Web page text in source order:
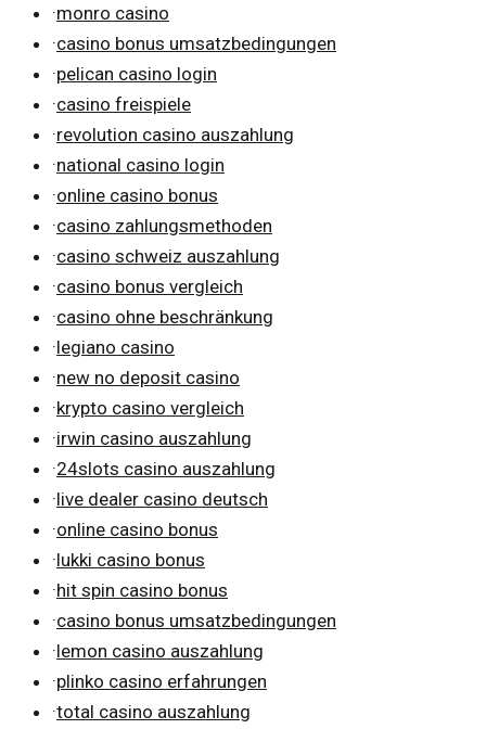
·monro casino
·casino bonus umsatzbedingungen
·pelican casino login
·casino freispiele
·revolution casino auszahlung
·national casino login
·online casino bonus
·casino zahlungsmethoden
·casino schweiz auszahlung
·casino bonus vergleich
·casino ohne beschränkung
·legiano casino
·new no deposit casino
·krypto casino vergleich
·irwin casino auszahlung
·24slots casino auszahlung
·live dealer casino deutsch
·online casino bonus
·lukki casino bonus
·hit spin casino bonus
·casino bonus umsatzbedingungen
·lemon casino auszahlung
·plinko casino erfahrungen
·total casino auszahlung